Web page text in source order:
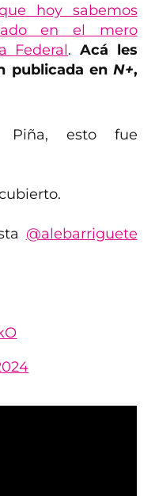
hoy sabemos
en el mero
Federal. Acá les
publicada enN+,
esto fue
@alebarriguete